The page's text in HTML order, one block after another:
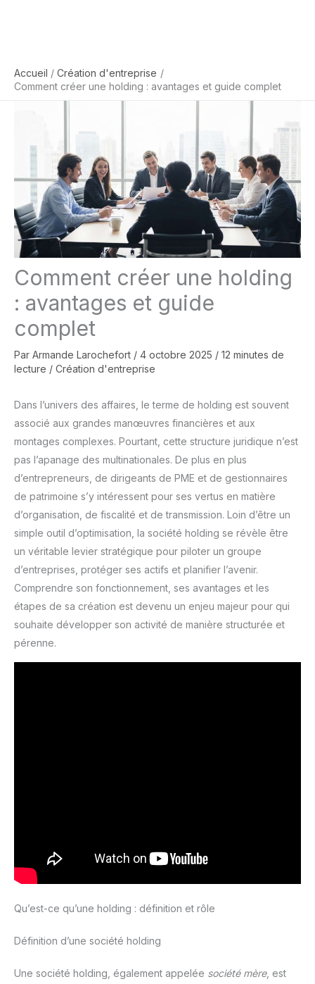
Accueil
Création d'entreprise
Comment créer une holding : avantages et guide complet
Comment créer une holding
: avantages et guide
complet
Par Armande Larochefort / 4 octobre 2025 / 12 minutes de
lecture / Création d'entreprise
Dans l’univers des affaires, le terme de holding est souvent
associé aux grandes manœuvres financières et aux
montages complexes. Pourtant, cette structure juridique n’est
pas l’apanage des multinationales. De plus en plus
d’entrepreneurs, de dirigeants de PME et de gestionnaires
de patrimoine s’y intéressent pour ses vertus en matière
d’organisation, de fiscalité et de transmission. Loin d’être un
simple outil d’optimisation, la société holding se révèle être
un véritable levier stratégique pour piloter un groupe
d’entreprises, protéger ses actifs et planifier l’avenir.
Comprendre son fonctionnement, ses avantages et les
étapes de sa création est devenu un enjeu majeur pour qui
souhaite développer son activité de manière structurée et
pérenne.
Qu’est-ce qu’une holding : définition et rôle
Définition d’une société holding
Une société holding, également appelée société mère, est